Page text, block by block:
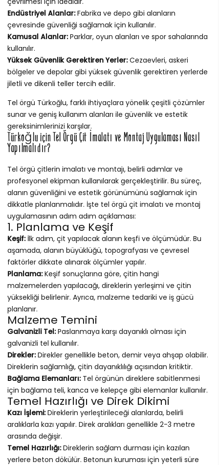
Endüstriyel Alanlar:Fabrika ve depo gibi alanların
çevresinde güvenliği sağlamak için kullanılır.
Kamusal Alanlar:Parklar, oyun alanları ve spor sahalarında
kullanılır.
Yüksek Güvenlik Gerektiren Yerler:Cezaevleri, askeri
bölgeler ve depolar gibi yüksek güvenlik gerektiren yerlerde
jiletli ve dikenli teller tercih edilir.
Tel örgü Türkoğlu, farklı ihtiyaçlara yönelik çeşitli çözümler
sunar ve geniş kullanım alanları ile güvenlik ve estetik
gereksinimlerinizi karşılar.
Türkoğlu için Tel Örgü Çit İmalatı ve Montaj Uygulaması Nasıl
Yapılmalıdır?
Tel örgü çitlerin imalatı ve montajı, belirli adımlar ve
profesyonel ekipman kullanılarak gerçekleştirilir. Bu süreç,
alanın güvenliğini ve estetik görünümünü sağlamak için
dikkatle planlanmalıdır. İşte tel örgü çit imalatı ve montaj
uygulamasının adım adım açıklaması:
1. Planlama ve Keşif
Keşif:İlk adım, çit yapılacak alanın keşfi ve ölçümüdür. Bu
aşamada, alanın büyüklüğü, topografyası ve çevresel
faktörler dikkate alınarak ölçümler yapılır.
Planlama:Keşif sonuçlarına göre, çitin hangi
malzemelerden yapılacağı, direklerin yerleşimi ve çitin
yüksekliği belirlenir. Ayrıca, malzeme tedariki ve iş gücü
planlanır.
Malzeme Temini
Galvanizli Tel:Paslanmaya karşı dayanıklı olması için
galvanizli tel kullanılır.
Direkler:Direkler genellikle beton, demir veya ahşap olabilir.
Direklerin sağlamlığı, çitin dayanıklılığı açısından kritiktir.
Bağlama Elemanları:Tel örgünün direklere sabitlenmesi
için bağlama teli, kanca ve kelepçe gibi elemanlar kullanılır.
Temel Hazırlığı ve Direk Dikimi
Kazı İşlemi:Direklerin yerleştirileceği alanlarda, belirli
aralıklarla kazı yapılır. Direk aralıkları genellikle 2-3 metre
arasında değişir.
Temel Hazırlığı:Direklerin sağlam durması için kazılan
yerlere beton dökülür. Betonun kuruması için yeterli süre